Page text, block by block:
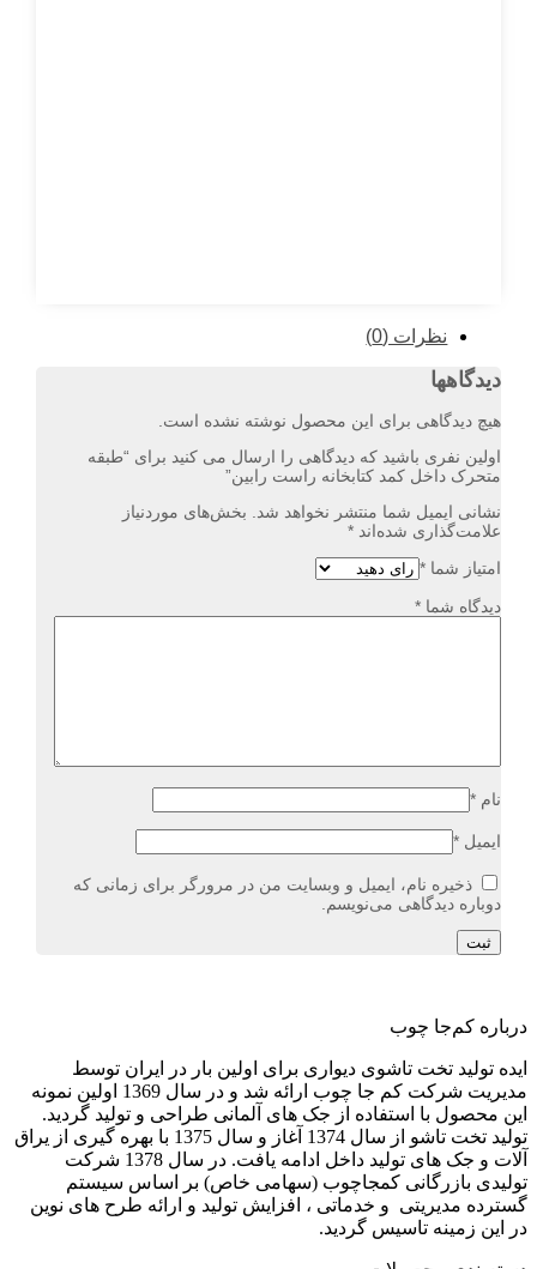
نظرات (0)
دیدگاهها
هیچ دیدگاهی برای این محصول نوشته نشده است.
اولین نفری باشید که دیدگاهی را ارسال می کنید برای “طبقه
متحرک داخل کمد کتابخانه راست رابین”
نشانی ایمیل شما منتشر نخواهد شد. بخش‌های موردنیاز
علامت‌گذاری شده‌اند *
امتیاز شما *
دیدگاه شما *
نام *
ایمیل *
ذخیره نام، ایمیل و وبسایت من در مرورگر برای زمانی که
دوباره دیدگاهی می‌نویسم.
درباره کم‌جا چوب
ایده تولید تخت تاشوی دیواری برای اولین بار در ایران توسط
مدیریت شرکت کم جا چوب ارائه شد و در سال 1369 اولین نمونه
این محصول با استفاده از جک های آلمانی طراحی و تولید گردید.
تولید تخت تاشو از سال 1374 آغاز و سال 1375 با بهره گیری از یراق
آلات و جک های تولید داخل ادامه یافت. در سال 1378 شرکت
تولیدی بازرگانی کمجاچوب (سهامی خاص) بر اساس سیستم
گسترده مدیریتی و خدماتی ، افزایش تولید و ارائه طرح های نوین
در این زمینه تاسیس گردید.